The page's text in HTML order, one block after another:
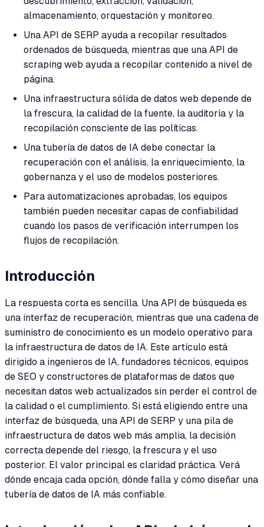
almacenamiento, orquestación y monitoreo.
Una API de SERP ayuda a recopilar resultados
ordenados de búsqueda, mientras que una API de
scraping web ayuda a recopilar contenido a nivel de
página.
Una infraestructura sólida de datos web depende de
la frescura, la calidad de la fuente, la auditoría y la
recopilación consciente de las políticas.
Una tubería de datos de IA debe conectar la
recuperación con el análisis, la enriquecimiento, la
gobernanza y el uso de modelos posteriores.
Para automatizaciones aprobadas, los equipos
también pueden necesitar capas de confiabilidad
cuando los pasos de verificación interrumpen los
flujos de recopilación.
Introducción
La respuesta corta es sencilla. Una API de búsqueda es
una interfaz de recuperación, mientras que una cadena de
suministro de conocimiento es un modelo operativo para
la infraestructura de datos de IA. Este artículo está
dirigido a ingenieros de IA, fundadores técnicos, equipos
de SEO y constructores de plataformas de datos que
necesitan datos web actualizados sin perder el control de
la calidad o el cumplimiento. Si está eligiendo entre una
interfaz de búsqueda, una API de SERP y una pila de
infraestructura de datos web más amplia, la decisión
correcta depende del riesgo, la frescura y el uso
posterior. El valor principal es claridad práctica. Verá
dónde encaja cada opción, dónde falla y cómo diseñar una
tubería de datos de IA más confiable.